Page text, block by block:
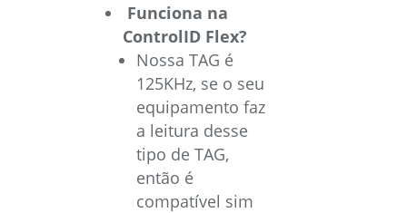
Funciona na
ControlID Flex?
Nossa TAG é
125KHz, se o seu
equipamento faz
a leitura desse
tipo de TAG,
então é
compatível sim